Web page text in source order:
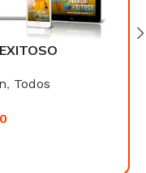
, Todos